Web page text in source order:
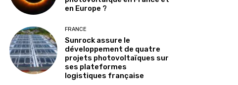
en Europe ?
FRANCE
Sunrock assure le
développement de quatre
projets photovoltaïques sur
ses plateformes
logistiques française